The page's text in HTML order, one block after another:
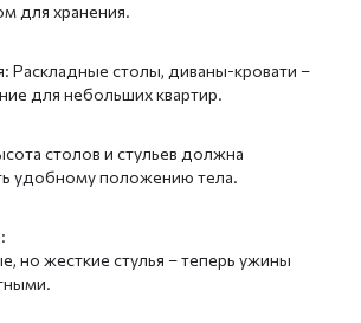
для хранения.
Раскладные столы, диваны-кровати –
для небольших квартир.
столов и стульев должна
удобному положению тела.
но жесткие стулья – теперь ужины